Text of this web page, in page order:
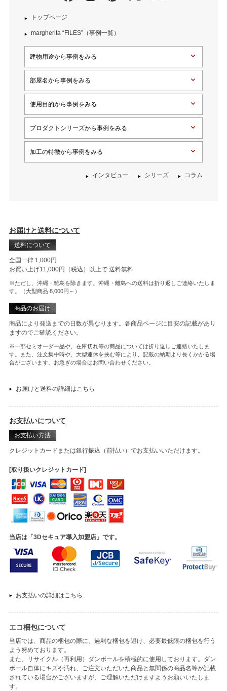
トップページ
margherita “FILES”（事例一覧）
建物用途から事例をみる
部屋名から事例をみる
使用目的から事例をみる
プロダクトシリーズから事例をみる
加工の特徴から事例をみる
インタビュー シリーズ コラム
お届けと送料について
送料について
全国一律 1,000円
お買い上げ11,000円（税込）以上で 送料無料
※ただし、沖縄・離島を除きます。沖縄・離島への送料は折り返しご連絡いたしま
す。（大型商品 8,000円～）
商品のお届け
商品により発送までの日数が異なります。各商品ページに目安の記載があり
ますのでご確認ください。
※一部セミオーダー品や、在庫切れ等の商品については折り返しご連絡いたしま
す。また、注文集中時や、大型連休を挟む等により、記載の納期より長くかかる場
合がございます。お急ぎの場合はお問い合わせください。
お届けと送料の詳細はこちら
お支払いについて
お支払い方法
クレジットカードまたは銀行振込（前払い）でお支払いいただけます。
[取り扱いクレジットカード]
当店は「3Dセキュア導入加盟店」です。
お支払いの詳細はこちら
エコ梱包について
当店では、商品の梱包の際に、過剰な梱包を避け、必要最低限の梱包を行う
よう努めております。
また、リサイクル（再利用）ダンボールを積極的に使用しております。ダン
ボール自体にキズや汚れ、ご注文いただいた商品と無関係の商品名等が記載
されている場合がございますが、ご理解いただけますようお願いいたしま
す。